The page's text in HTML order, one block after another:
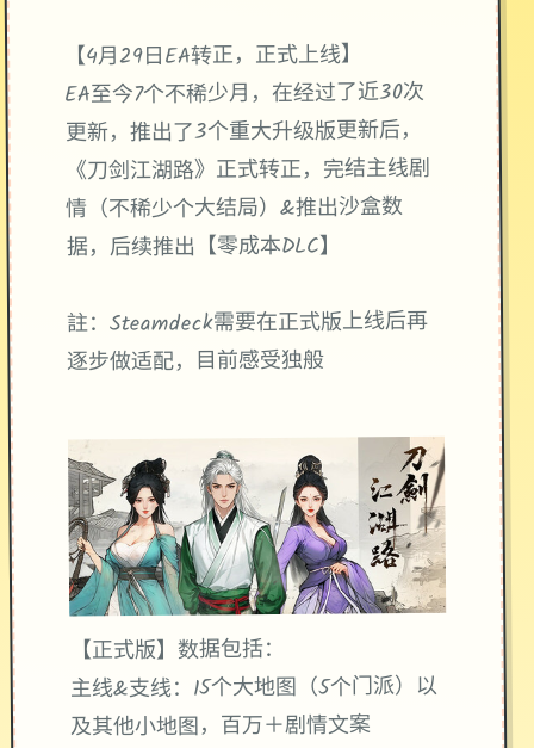
【4月29日EA转正，正式上线】
EA至今7个不稀少月，在经过了近30次
更新，推出了3个重大升级版更新后，
《刀剑江湖路》正式转正，完结主线剧
情（不稀少个大结局）&推出沙盒数
据，后续推出【零成本DLC】
註：Steamdeck需要在正式版上线后再
逐步做适配，目前感受独般
【正式版】数据包括：
主线&支线：15个大地图（5个门派）以
及其他小地图，百万＋剧情文案